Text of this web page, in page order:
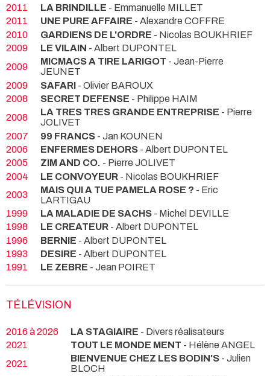
2011
LA BRINDILLE - Emmanuelle MILLET
2011
UNE PURE AFFAIRE - Alexandre COFFRE
2010
GARDIENS DE L'ORDRE - Nicolas BOUKHRIEF
2009
LE VILAIN - Albert DUPONTEL
2009
MICMACS A TIRE LARIGOT - Jean-Pierre
JEUNET
2009
SAFARI - Olivier BAROUX
2008
SECRET DEFENSE - Philippe HAIM
2008
LA TRES TRES GRANDE ENTREPRISE - Pierre
JOLIVET
2007
99 FRANCS - Jan KOUNEN
2006
ENFERMES DEHORS - Albert DUPONTEL
2005
ZIM AND CO. - Pierre JOLIVET
2004
LE CONVOYEUR - Nicolas BOUKHRIEF
2003
MAIS QUI A TUE PAMELA ROSE ? - Eric
LARTIGAU
1999
LA MALADIE DE SACHS - Michel DEVILLE
1998
LE CREATEUR - Albert DUPONTEL
1996
BERNIE - Albert DUPONTEL
1993
DESIRE - Albert DUPONTEL
1991
LE ZEBRE - Jean POIRET
TÉLÉVISION
2016 à 2026 LA STAGIAIRE - Divers réalisateurs
2021
TOUT LE MONDE MENT - Hélène ANGEL
2021
BIENVENUE CHEZ LES BODIN'S - Julien
BLOCH